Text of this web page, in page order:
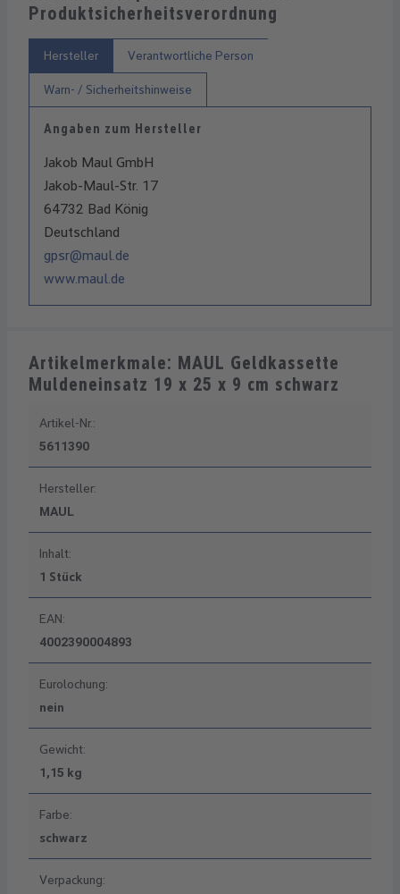
Produktsicherheitsverordnung
Hersteller Verantwortliche Person
Warn- / Sicherheitshinweise
Angaben zum Hersteller
Jakob Maul GmbH
Jakob-Maul-Str. 17
64732 Bad König
Deutschland
gpsr@maul.de
www.maul.de
Artikelmerkmale: MAUL Geldkassette
Muldeneinsatz 19 x 25 x 9 cm schwarz
Artikel-Nr.:
5611390
Hersteller:
MAUL
Inhalt:
1 Stück
EAN:
4002390004893
Eurolochung:
nein
Gewicht:
1,15 kg
Farbe:
schwarz
Verpackung: